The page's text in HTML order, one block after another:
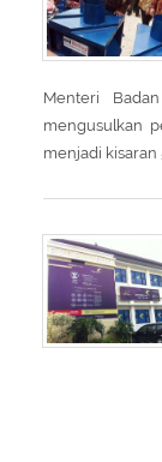
Menteri
mengusulkan
menjadi kisaran